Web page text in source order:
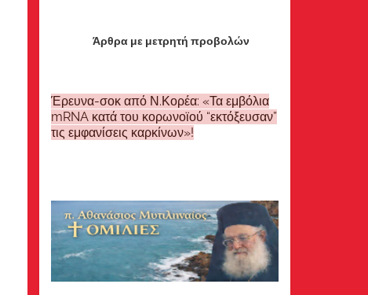
Άρθρα με μετρητή προβολών
Έρευνα-σοκ από Ν.Κορέα: «Τα εμβόλια
mRNA κατά του κορωνοϊού “εκτόξευσαν”
τις εμφανίσεις καρκίνων»!